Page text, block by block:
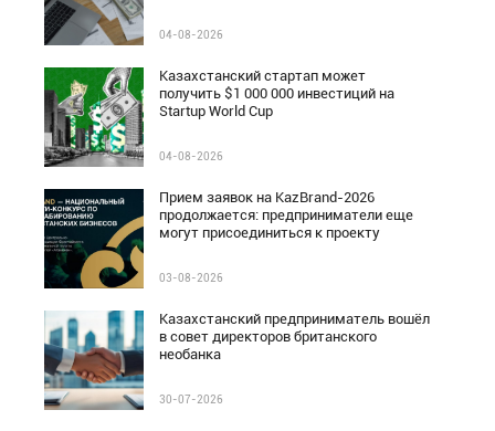
04-08-2026
Казахстанский стартап может
получить $1 000 000 инвестиций на
Startup World Cup
04-08-2026
Прием заявок на KazBrand-2026
продолжается: предприниматели еще
могут присоединиться к проекту
03-08-2026
Казахстанский предприниматель вошёл
в совет директоров британского
необанка
30-07-2026